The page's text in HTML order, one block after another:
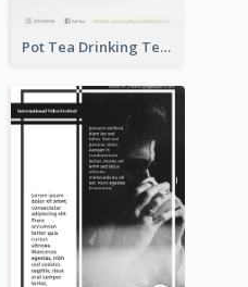
Pot Tea Drinking Tea Online Shop